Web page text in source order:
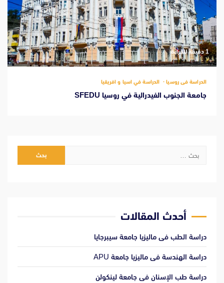
‫1 دقيقة للقراءة
الدراسة فى روسيا الدراسة في اسيا و افريقيا
جامعة الجنوب الفيدرالية في روسيا SFEDU
البحث
أحدث المقالات
دراسة الطب فى ماليزيا جامعة سيبرجايا
دراسة الهندسة فى ماليزيا جامعة APU
دراسة طب الإسنان فى جامعة لينكولن